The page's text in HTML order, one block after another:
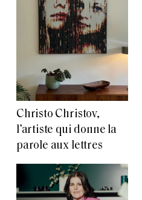
Christo Christov,
l’artiste qui donne la
parole aux lettres